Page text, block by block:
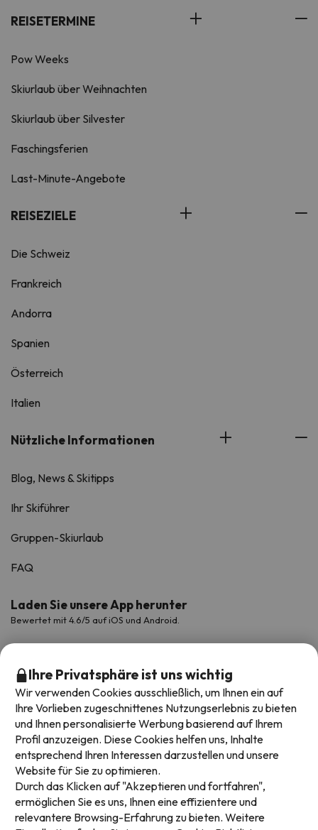
REISETERMINE
Pow Weeks
Skiurlaub über Weihnachten
Skiurlaub über Silvester
Faschingsferien
Last-Minute-Angebote
REISEZIELE
Die Schweiz
Frankreich
Andorra
Spanien
Österreich
Italien
Nützliche Informationen
Blog, News & Skitipps
Ihr Skiführer
Gruppen-Skiurlaub
FAQ
Laden Sie unsere App herunter
Bewertet mit 4.6/5 auf iOS und Android.
Verfügbare Zahlungsarten
Ihre Privatsphäre ist uns wichtig
Wir verwenden Cookies ausschließlich, um Ihnen ein auf
Ihre Vorlieben zugeschnittenes Nutzungserlebnis zu bieten
und Ihnen personalisierte Werbung basierend auf Ihrem
Profil anzuzeigen. Diese Cookies helfen uns, Inhalte
entsprechend Ihren Interessen darzustellen und unsere
Website für Sie zu optimieren.
Durch das Klicken auf "Akzeptieren und fortfahren",
ermöglichen Sie es uns, Ihnen eine effizientere und
relevantere Browsing-Erfahrung zu bieten. Weitere